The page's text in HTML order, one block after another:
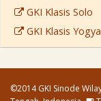
GKI Klasis Solo
GKI Klasis
©2014 GKI Sinode